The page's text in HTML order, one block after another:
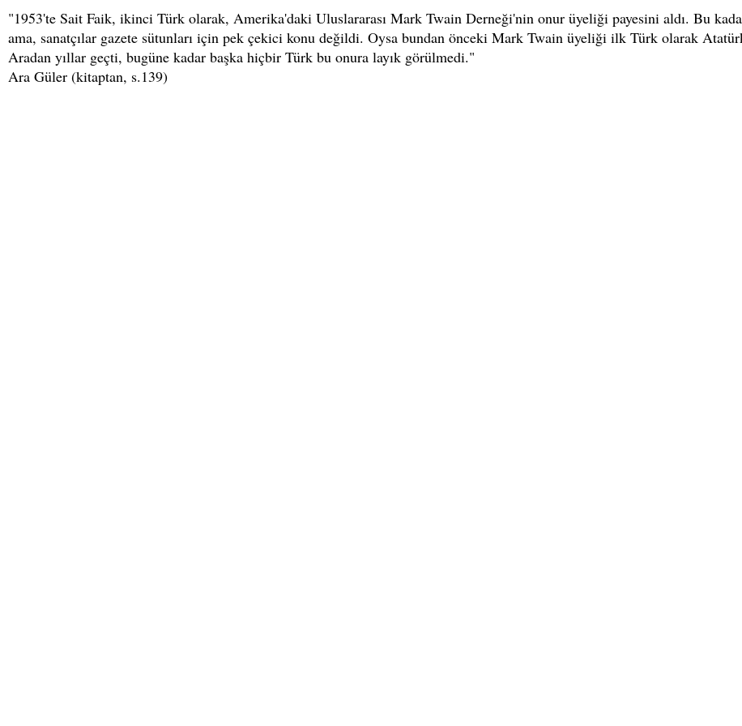
"1953'te Sait Faik, ikinci Türk olarak, Amerika'daki Uluslararası Mark Twain Derneği'nin onur üyeliği payesini aldı. Bu
ama, sanatçılar gazete sütunları için pek çekici konu değildi. Oysa bundan önceki Mark Twain üyeliği ilk Türk olarak
Aradan yıllar geçti, bugüne kadar başka hiçbir Türk bu onura layık görülmedi."
Ara Güler (kitaptan, s.139)